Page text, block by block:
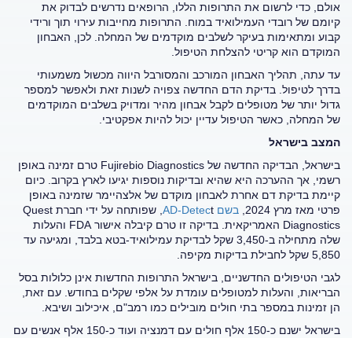
אולם, כדי לרשום את התרופות הללו, הרופאים נדרשים לבדוק את
קיומם של רובדי העמילואיד במוח. התרופות מחייבות עירוי תוך ורידי
קבוע ומתאימות בעיקר לשלבים מוקדמים של המחלה. לכן, האבחון
המוקדם הוא קריטי להצלחת הטיפול.
עד עתה, תהליך האבחון המורכב והמסורבל היווה מכשול משמעותי
בדרך לטיפול. בדיקת הדם החדשה צפויה לשנות זאת ולאפשר למספר
גדול יותר של מטופלים לקבל אבחון מהיר ומדויק בשלבים המוקדמים
של המחלה, כאשר הטיפול עדיין יכול להיות אפקטיבי.
המצב בישראל
בישראל, הבדיקה החדשה של Fujirebio Diagnostics טרם זמינה באופן
רשמי, אך ההערכה היא שהיא ובדיקות נוספות יגיעו לארץ בקרוב. כיום
קיימת בדיקת דם אחרת לאבחון מוקדם של אלצהיימר שזמינה באופן
פרטי מאז מרץ 2024,
בשם AD-Detec t , שפותחה על ידי חברת Quest
Diagnostics האמריקאית. בדיקה זו טרם קיבלה אישורFDA והעלות
שלה מתחילה ב-3,450 שקל לבדיקת עמילואיד-בטא בלבד, ומגיעה עד
5,850 שקל לחבילת בדיקות מקיפה.
לגבי הטיפולים החדשניים, בישראל התרופות החדשות אינן כלולות בסל
הבריאות, והעלות למטופלים עומדת על אלפי שקלים בחודש. עם זאת,
הן זמינות במספר בתי חולים מובילים כמו רמב"ם, איכילוב ושיבא.
בישראל ישנם כ-150 אלף חולים עם דמנציה ועוד כ-150 אלף אנשים עם